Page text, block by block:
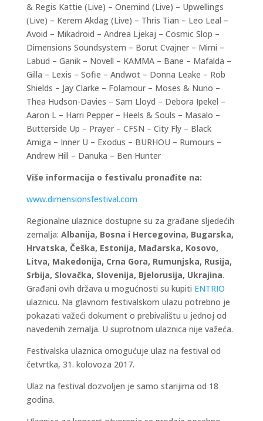
& Regis Kattie (Live) – Onemind (Live) – Upwellings
(Live) – Kerem Akdag (Live) – Thris Tian – Leo Leal –
Avoid – Mikadroid – Andrea Ljekaj – Cosmic Slop –
Dimensions Soundsystem – Borut Cvajner – Mimi –
Labud – Ganik – Novell – KAMMA – Bane – Mafalda –
Gilla – Lexis – Sofie – Andwot – Donna Leake – Rob
Shields – Jay Clarke – Folamour – Moses & Nuno –
Thea Hudson-Davies – Sam Lloyd – Debora Ipekel –
Aaron L – Harri Pepper – Heels & Souls – Masalo –
Butterside Up – Prayer – CFSN – City Fly – Black
Amiga – Inner U – Exodus – BURHOU – Rumours –
Andrew Hill – Danuka – Ben Hunter
Više informacija o festivalu pronađite na:
www.dimensionsfestival.com
Regionalne ulaznice dostupne su za građane sljedećih
zemalja: Albanija, Bosna i Hercegovina, Bugarska,
Hrvatska, Češka, Estonija, Mađarska, Kosovo,
Litva, Makedonija, Crna Gora, Rumunjska, Rusija,
Srbija, Slovačka, Slovenija, Bjelorusija, Ukrajina.
Građani ovih država u mogućnosti su kupiti ENTRIO
ulaznicu. Na glavnom festivalskom ulazu potrebno je
pokazati važeći dokument o prebivalištu u jednoj od
navedenih zemalja. U suprotnom ulaznica nije važeća.
Festivalska ulaznica omogućuje ulaz na festival od
četvrtka, 31. kolovoza 2017.
Ulaz na festival dozvoljen je samo starijima od 18
godina.